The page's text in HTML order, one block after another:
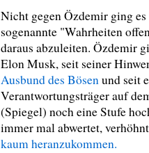
Nicht gegen Özdemir ging
sogenannte "Wahrheiten
daraus abzuleiten. Özdemir
Elon Musk, seit seiner
Ausbund des Bösenund seit
Verantwortungsträger auf
(Spiegel) noch eine Stufe
immer mal abwertet,
kaum heranzukommen.